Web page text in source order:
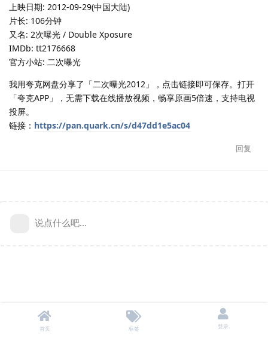
上映日期: 2012-09-29(中国大陆)
片长: 106分钟
又名: 2次曝光 / Double Xposure
IMDb: tt2176668
官方小站: 二次曝光
我用夸克网盘分享了「二次曝光2012」，点击链接即可保存。打开
「夸克APP」，无需下载在线播放视频，畅享原画5倍速，支持电视
投屏。
链接： https://pan.quark.cn/s/d47dd1e5ac04
回复
说点什么吧...
首页 标签 登录